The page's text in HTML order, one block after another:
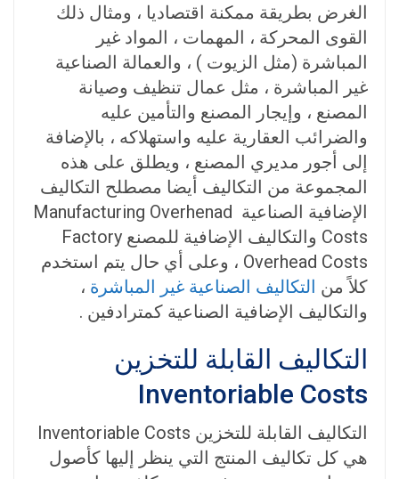
الغرض بطريقة ممكنة اقتصاديا ، ومثال ذلك
القوى المحركة ، المهمات ، المواد غير
المباشرة (مثل الزيوت ) ، والعمالة الصناعية
غير المباشرة ، مثل عمال تنظيف وصيانة
المصنع ، وإيجار المصنع والتأمين عليه
والضرائب العقارية عليه واستهلاكه ، بالإضافة
إلى أجور مديري المصنع ، ويطلق على هذه
المجموعة من التكاليف أيضا مصطلح التكاليف
الإضافية الصناعية Manufacturing Overhenad
Costs والتكاليف الإضافية للمصنع Factory
Overhead Costs ، وعلى أي حال يتم استخدم
كلاً من التكاليف الصناعية غير المباشرة ،
والتكاليف الإضافية الصناعية كمترادفين .
التكاليف القابلة للتخزين
Inventoriable Costs
التكاليف القابلة للتخزين Inventoriable Costs
هي كل تكاليف المنتج التي ينظر إليها كأصول